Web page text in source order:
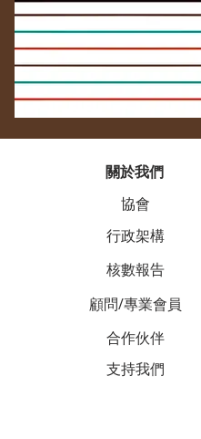
關於我們
協會
行政架構
核數報告
顧問/專業會員
合作伙伴
支持我們